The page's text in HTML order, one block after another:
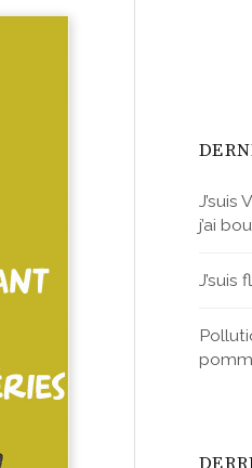
J’suis
j’ai
J’suis